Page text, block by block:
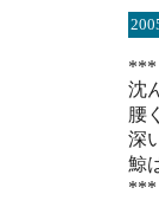
***
沈
腰
深
鯨
***